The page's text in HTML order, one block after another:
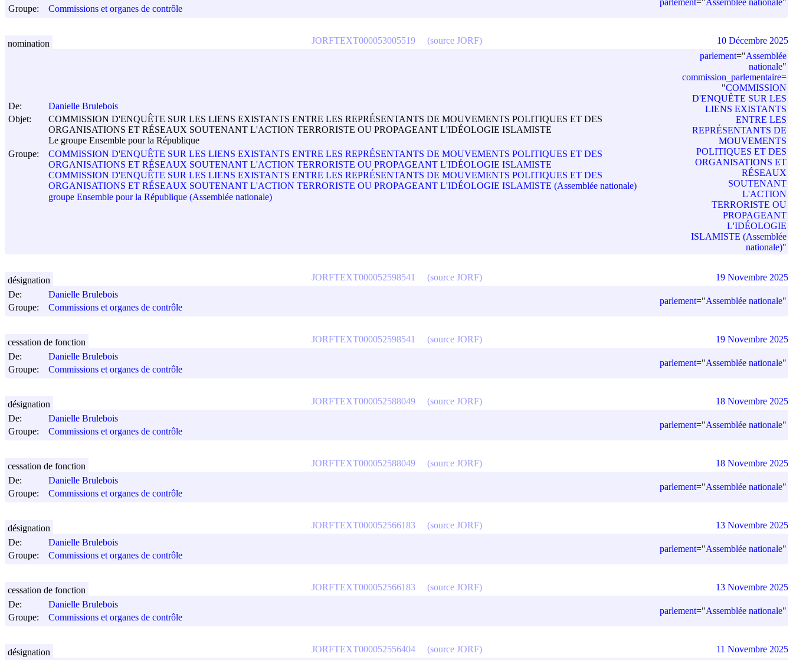
Groupe:
Commissions et organes de contrôle
De:
Danielle Brulebois
Objet:
COMMISSION D'ENQUÊTE SUR LES LIENS EXISTANTS ENTRE LES REPRÉSENTANTS DE MOUVEMENTS POLITIQUES ET DES
ORGANISATIONS ET RÉSEAUX SOUTENANT L'ACTION TERRORISTE OU PROPAGEANT L'IDÉOLOGIE ISLAMISTE
Le groupe Ensemble pour la République
Groupe:
COMMISSION D'ENQUÊTE SUR LES LIENS EXISTANTS ENTRE LES REPRÉSENTANTS DE MOUVEMENTS POLITIQUES ET DES
ORGANISATIONS ET RÉSEAUX SOUTENANT L'ACTION TERRORISTE OU PROPAGEANT L'IDÉOLOGIE ISLAMISTE
COMMISSION D'ENQUÊTE SUR LES LIENS EXISTANTS ENTRE LES REPRÉSENTANTS DE MOUVEMENTS POLITIQUES ET DES
ORGANISATIONS ET RÉSEAUX SOUTENANT L'ACTION TERRORISTE OU PROPAGEANT L'IDÉOLOGIE ISLAMISTE (Assemblée nationale)
groupe Ensemble pour la République (Assemblée nationale)
parlement="Assemblée
nationale"
commission_parlementaire=
"COMMISSION
D'ENQUÊTE SUR LES
LIENS EXISTANTS
ENTRE LES
REPRÉSENTANTS DE
MOUVEMENTS
POLITIQUES ET DES
ORGANISATIONS ET
RÉSEAUX
SOUTENANT
L'ACTION
TERRORISTE OU
PROPAGEANT
L'IDÉOLOGIE
ISLAMISTE (Assemblée
nationale)"
JORFTEXT000053005519 (source JORF)
nomination 10 Décembre 2025
De:
Danielle Brulebois
Groupe:
Commissions et organes de contrôle
parlement="Assemblée nationale"
JORFTEXT000052598541 (source JORF)
désignation 19 Novembre 2025
De:
Danielle Brulebois
Groupe:
Commissions et organes de contrôle
parlement="Assemblée nationale"
JORFTEXT000052598541 (source JORF)
cessation de fonction 19 Novembre 2025
De:
Danielle Brulebois
Groupe:
Commissions et organes de contrôle
parlement="Assemblée nationale"
JORFTEXT000052588049 (source JORF)
désignation 18 Novembre 2025
De:
Danielle Brulebois
Groupe:
Commissions et organes de contrôle
parlement="Assemblée nationale"
JORFTEXT000052588049 (source JORF)
cessation de fonction 18 Novembre 2025
De:
Danielle Brulebois
Groupe:
Commissions et organes de contrôle
parlement="Assemblée nationale"
JORFTEXT000052566183 (source JORF)
désignation 13 Novembre 2025
De:
Danielle Brulebois
Groupe:
Commissions et organes de contrôle
parlement="Assemblée nationale"
JORFTEXT000052566183 (source JORF)
cessation de fonction 13 Novembre 2025
JORFTEXT000052556404 (source JORF)
désignation 11 Novembre 2025